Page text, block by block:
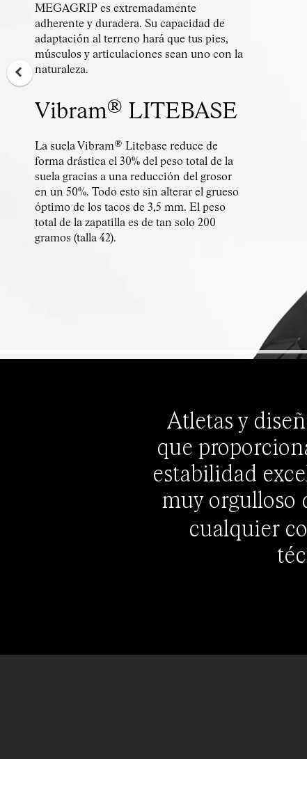
MEGAGRIP es extremadamente
adherente y duradera. Su capacidad de
adaptación al terreno hará que tus pies,
músculos y articulaciones sean uno con la
naturaleza.
Vibram® LITEBASE
La suela Vibram® Litebase reduce de
forma drástica el 30% del peso total de la
suela gracias a una reducción del grosor
en un 50%. Todo esto sin alterar el grueso
óptimo de los tacos de 3,5 mm. El peso
total de la zapatilla es de tan solo 200
gramos (talla 42).
Atletas y
que
estabilidad
muy orgulloso
cualquier